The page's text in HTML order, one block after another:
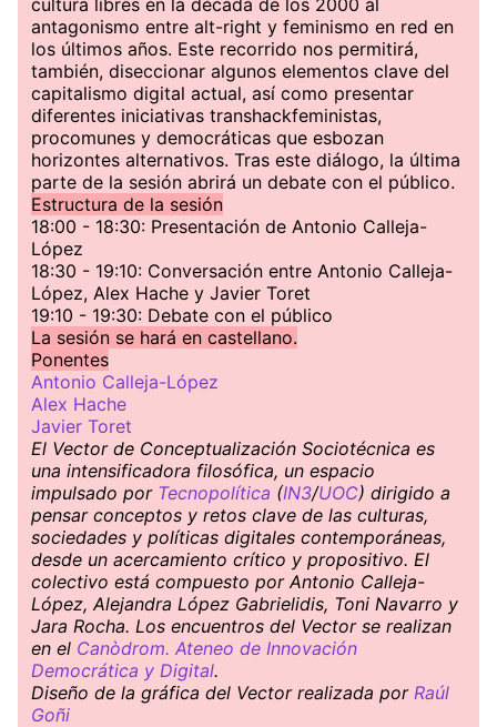
cultura libres en la década de los 2000 al
antagonismo entre alt-right y feminismo en red en
los últimos años. Este recorrido nos permitirá,
también, diseccionar algunos elementos clave del
capitalismo digital actual, así como presentar
diferentes iniciativas transhackfeministas,
procomunes y democráticas que esbozan
horizontes alternativos. Tras este diálogo, la última
parte de la sesión abrirá un debate con el público.
Estructura de la sesión
18:00 - 18:30: Presentación de Antonio Calleja-
López
18:30 - 19:10: Conversación entre Antonio Calleja-
López, Alex Hache y Javier Toret
19:10 - 19:30: Debate con el público
La sesión se hará en castellano.
Ponentes
Antonio Calleja-López
Alex Hache
Javier Toret
El Vector de Conceptualización Sociotécnica es
una intensificadora filosófica, un espacio
impulsado por Tecnopolítica (IN3/UOC) dirigido a
pensar conceptos y retos clave de las culturas,
sociedades y políticas digitales contemporáneas,
desde un acercamiento crítico y propositivo. El
colectivo está compuesto por Antonio Calleja-
López, Alejandra López Gabrielidis, Toni Navarro y
Jara Rocha. Los encuentros del Vector se realizan
en el Canòdrom. Ateneo de Innovación
Democrática y Digital.
Diseño de la gráfica del Vector realizada por Raúl
Goñi